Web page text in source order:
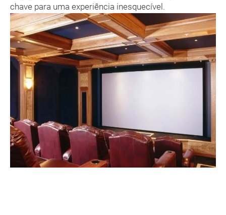
chave para uma experiência inesquecível.